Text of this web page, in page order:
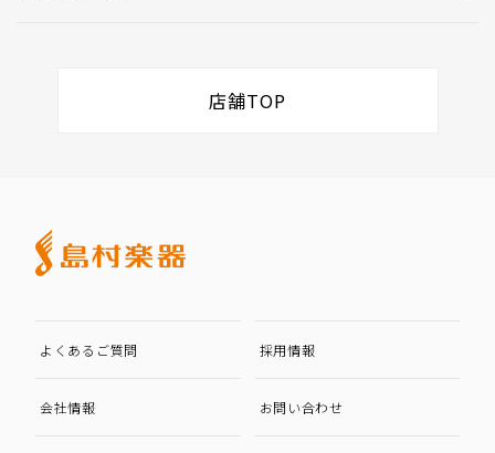
店舗TOP
よくあるご質問 採用情報
会社情報 お問い合わせ